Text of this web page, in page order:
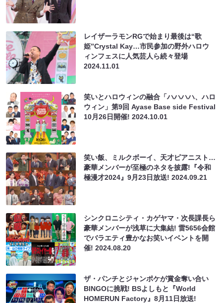
レイザーラモンRGで始まり最後は“歌
姫”Crystal Kay…市民参加の野外ハロウ
ィンフェスに人気芸人ら続々登場
2024.11.01
笑いとハロウィンの融合「ハハハハ、ハロ
ウィン」第9回 Ayase Base side Festival
10月26日開催!2024.10.01
笑い飯、ミルクボーイ、天才ピアニスト…
豪華メンバーが⾄極のネタを披露!『令和
極漫才2024』9月23日放送!2024.09.21
シンクロニシティ・カゲヤマ・次長課長ら
豪華メンバーが浅草に大集結! 雷5656会館
でバラエティ豊かなお笑いイベントを開
催!2024.08.20
ザ・パンチとジャンポケが賞金奪い合い
BINGOに挑戦! BSよしもと『World
HOMERUN Factory』8月11日放送!